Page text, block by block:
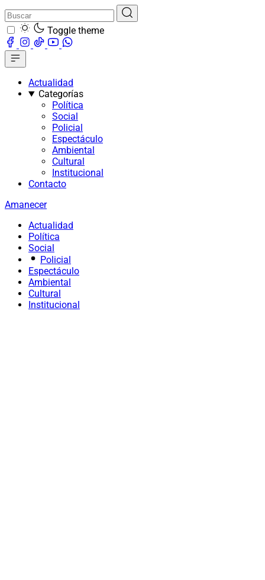
Toggle theme
Actualidad
Categorías
Política
Social
Policial
Espectáculo
Ambiental
Cultural
Institucional
Contacto
Amanecer
Actualidad
Política
Social
Policial
Espectáculo
Ambiental
Cultural
Institucional